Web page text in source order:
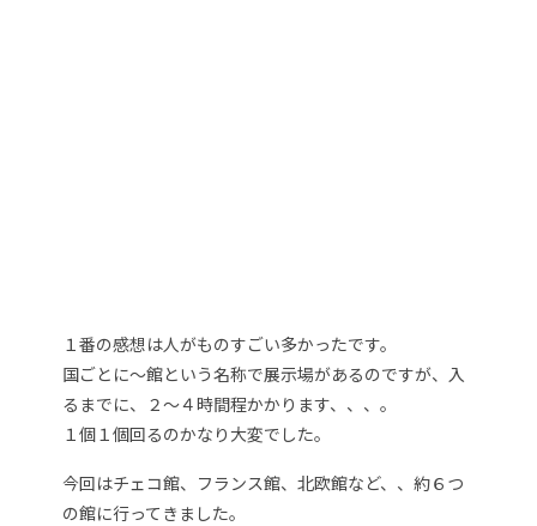
１番の感想は人がものすごい多かったです。
国ごとに～館という名称で展示場があるのですが、入
るまでに、２～４時間程かかります、、、。
１個１個回るのかなり大変でした。
今回はチェコ館、フランス館、北欧館など、、約６つ
の館に行ってきました。